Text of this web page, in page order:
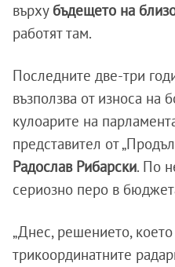
върху бъдещето на
работят там.
Последните две-три
възползва от износа на
кулоарите на
представител от
Радослав Рибарски. По
сериозно перо в
„Днес, решението,
трикоординатните